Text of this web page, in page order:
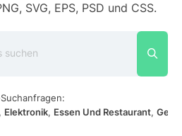
SVG, EPS, PSD und CSS.
Elektronik Essen Und Restaurant